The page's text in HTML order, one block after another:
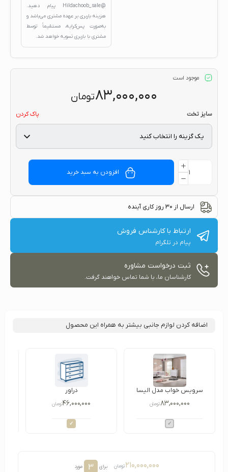
@Hildachoob_sale
پیام دهید.
هزینه باربری بر عهده مشتری می‌باشد و
به‌صورت پس‌کرایه، مستقیماً توسط
مشتری با باربری تسویه خواهد شد.
موجود است
۸۳,۰۰۰,۰۰۰تومان
سایز تخت پاک کردن
افزودن به سبد خرید
ارسال از 30 روز کاری آینده
ارتباط با کارشناس فروش
پیام در تلگرام
ثبت درخواست مشاوره
کارشناسان ما، با شما تماس خواهند گرفت.
اضافه کردن لوازم جانبی بیشتر به همراه این محصول
سرویس خواب مدل الیسا
۸۳,۰۰۰,۰۰۰تومان
دراور
۴۶,۰۰۰,۰۰۰تومان
۲۱۰,۰۰۰,۰۰۰تومان برای 3 مورد